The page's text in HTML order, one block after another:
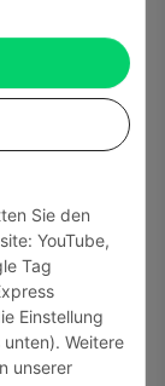
Sie den
YouTube,
Tag
Einstellung
Weitere
unserer